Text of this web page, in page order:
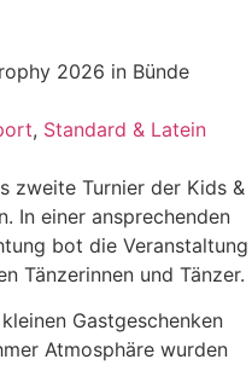
2026 in Bünde
, Standard & Latein
zweite Turnier der Kids &
In einer ansprechenden
bot die Veranstaltung
Tänzerinnen und Tänzer.
Gastgeschenken
Atmosphäre wurden